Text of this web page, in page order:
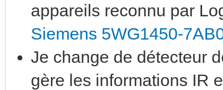
appareils reconnu par
Siemens 5WG1450-
Je change de détecteur
gère les informations IR